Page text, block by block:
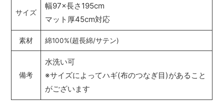
サイズ
幅97×長さ195cm
マット厚45cm対応
素材 綿100%(超長綿/サテン)
備考
水洗い可
※サイズによってハギ(布のつなぎ目)があること
がございます